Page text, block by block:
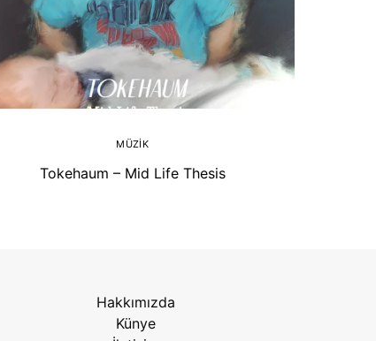
MÜZIK
Tokehaum – Mid Life Thesis
Hakkımızda
Künye